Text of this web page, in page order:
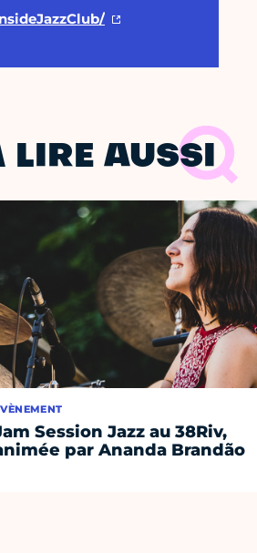
LIRE AUSSI
Session Jazz au 38Riv,
par Ananda Brandão